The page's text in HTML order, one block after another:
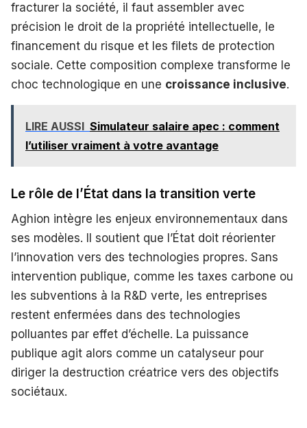
fracturer la société, il faut assembler avec
précision le droit de la propriété intellectuelle, le
financement du risque et les filets de protection
sociale. Cette composition complexe transforme le
choc technologique en une croissance inclusive.
LIRE AUSSI Simulateur salaire apec : comment
l’utiliser vraiment à votre avantage
Le rôle de l’État dans la transition verte
Aghion intègre les enjeux environnementaux dans
ses modèles. Il soutient que l’État doit réorienter
l’innovation vers des technologies propres. Sans
intervention publique, comme les taxes carbone ou
les subventions à la R&D verte, les entreprises
restent enfermées dans des technologies
polluantes par effet d’échelle. La puissance
publique agit alors comme un catalyseur pour
diriger la destruction créatrice vers des objectifs
sociétaux.